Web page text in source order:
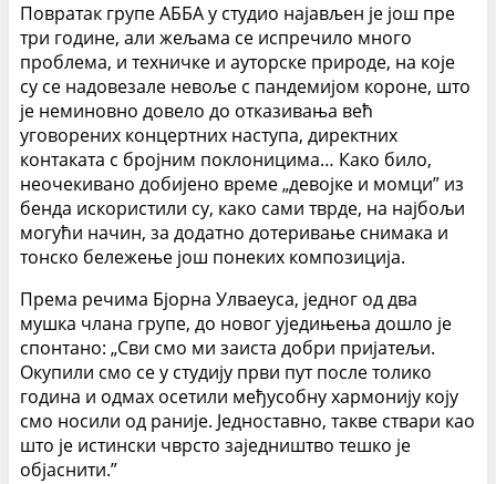
Повратак групе АББА у студио најављен је још пре
три године, али жељама се испречило много
проблема, и техничке и ауторске природе, на које
су се надовезале невоље с пандемијом короне, што
је неминовно довело до отказивања већ
уговорених концертних наступа, директних
контаката с бројним поклоницима… Како било,
неочекивано добијено време „девојке и момци” из
бенда искористили су, како сами тврде, на најбољи
могући начин, за додатно дотеривање снимака и
тонско бележење још понеких композиција.
Према речима Бјорна Улваеуса, једног од два
мушка члана групе, до новог уједињења дошло је
спонтано: „Сви смо ми заиста добри пријатељи.
Окупили смо се у студију први пут после толико
година и одмах осетили међусобну хармонију коју
смо носили од раније. Једноставно, такве ствари као
што је истински чврсто заједништво тешко је
објаснити.”